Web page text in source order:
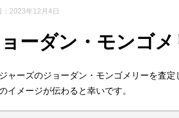
2023年12月4日
ーダン・モンゴ
ャーズのジョーダン・モンゴメリーを査定
イメージが伝わると幸いです。